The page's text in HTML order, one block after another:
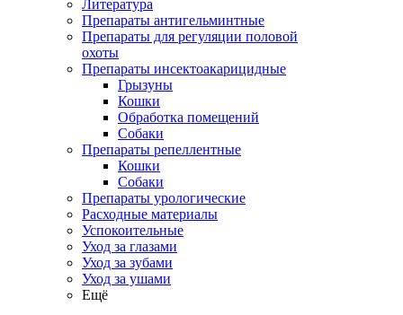
Литература
Препараты антигельминтные
Препараты для регуляции половой
охоты
Препараты инсектоакарицидные
Грызуны
Кошки
Обработка помещений
Собаки
Препараты репеллентные
Кошки
Собаки
Препараты урологические
Расходные материалы
Успокоительные
Уход за глазами
Уход за зубами
Уход за ушами
Ещё